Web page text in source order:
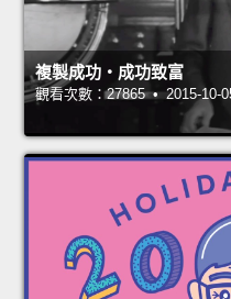
複製成功‧成功致富
觀看次數：27865 • 2015-10-